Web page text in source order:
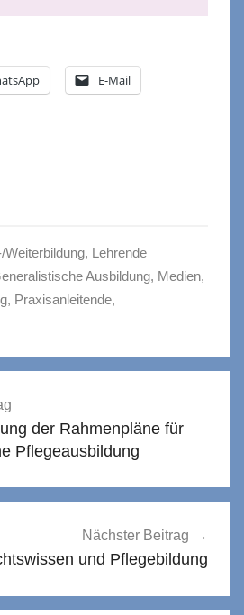
E-Mail
Weiterbildung, Lehrende
Ausbildung, Medien,
, Praxisanleitende,
der Rahmenpläne für
Pflegeausbildung
Nächster Beitrag
und Pflegebildung